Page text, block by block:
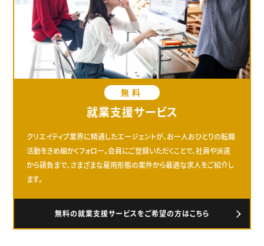
無料
就業支援サービス
クリエイティブ業界に精通したエージェントが、お一人おひとりの転職
活動をきめ細かくフォロー。会員にご登録いただくことで、社員や派遣
から請負まで、さまざまな雇用形態の案件から最適な求人をご紹介し
ます。
無料の就業支援サービスをご希望の方はこちら